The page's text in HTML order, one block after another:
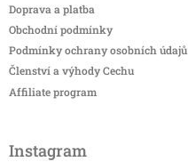
Doprava a platba
Obchodní podmínky
Podmínky ochrany osobních údajů
Členství a výhody Cechu
Affiliate program
Instagram